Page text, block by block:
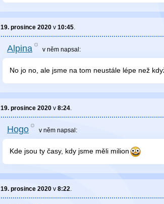
19. prosince 2020 v 10:45.
Alpina v němnapsal:
No jo no, ale jsme na tom neustále lépe než
19. prosince 2020 v 8:24.
Hogo v němnapsal:
Kde jsou ty časy, kdy jsme měli milion
19. prosince 2020 v 8:22.